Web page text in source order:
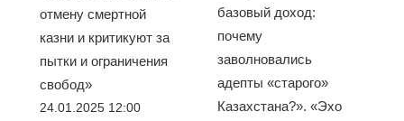
отмену смертной
казни и критикуют за
пытки и ограничения
свобод»
24.01.2025 12:00
базовый доход:
почему
заволновались
адепты «старого»
Казахстана?». «Эхо